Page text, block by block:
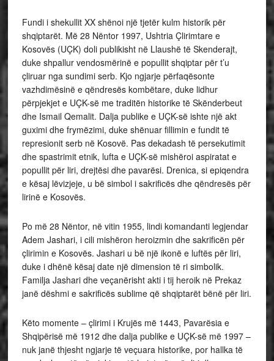
Fundi i shekullit XX shënoi një tjetër kulm historik për
shqiptarët. Më 28 Nëntor 1997, Ushtria Çlirimtare e
Kosovës (UÇK) doli publikisht në Llaushë të Skenderajt,
duke shpallur vendosmërinë e popullit shqiptar për t’u
çliruar nga sundimi serb. Kjo ngjarje përfaqësonte
vazhdimësinë e qëndresës kombëtare, duke lidhur
përpjekjet e UÇK-së me traditën historike të Skënderbeut
dhe Ismail Qemalit. Dalja publike e UÇK-së ishte një akt
guximi dhe frymëzimi, duke shënuar fillimin e fundit të
represionit serb në Kosovë. Pas dekadash të persekutimit
dhe spastrimit etnik, lufta e UÇK-së mishëroi aspiratat e
popullit për liri, drejtësi dhe pavarësi. Drenica, si epiqendra
e kësaj lëvizjeje, u bë simbol i sakrificës dhe qëndresës për
lirinë e Kosovës.
Po më 28 Nëntor, në vitin 1955, lindi komandanti legjendar
Adem Jashari, i cili mishëron heroizmin dhe sakrificën për
çlirimin e Kosovës. Jashari u bë një ikonë e luftës për liri,
duke i dhënë kësaj date një dimension të ri simbolik.
Familja Jashari dhe veçanërisht akti i tij heroik në Prekaz
janë dëshmi e sakrificës sublime që shqiptarët bënë për liri.
Këto momente – çlirimi i Krujës më 1443, Pavarësia e
Shqipërisë më 1912 dhe dalja publike e UÇK-së më 1997 –
nuk janë thjesht ngjarje të veçuara historike, por hallka të